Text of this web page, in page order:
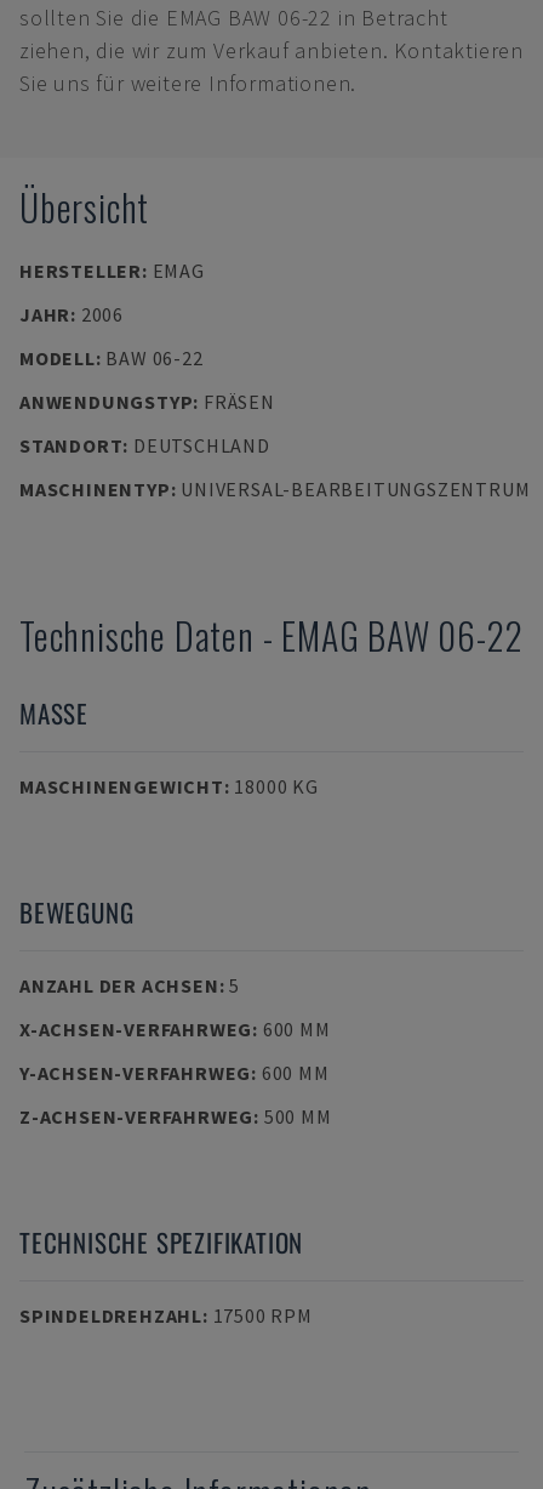
sollten Sie die EMAG BAW 06-22 in Betracht
ziehen, die wir zum Verkauf anbieten. Kontaktieren
Sie uns für weitere Informationen.
Übersicht
HERSTELLER: EMAG
JAHR: 2006
MODELL: BAW 06-22
ANWENDUNGSTYP: FRÄSEN
STANDORT: DEUTSCHLAND
MASCHINENTYP: UNIVERSAL-BEARBEITUNGSZENTRUM
Technische Daten - EMAG BAW 06-22
MASSE
MASCHINENGEWICHT: 18000 KG
BEWEGUNG
ANZAHL DER ACHSEN:5
X-ACHSEN-VERFAHRWEG: 600 MM
Y-ACHSEN-VERFAHRWEG: 600 MM
Z-ACHSEN-VERFAHRWEG: 500 MM
TECHNISCHE SPEZIFIKATION
SPINDELDREHZAHL: 17500 RPM